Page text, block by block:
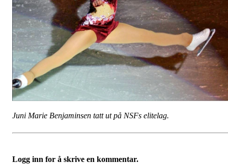
Juni Marie Benjaminsen tatt ut på NSFs elitelag.
Logg inn for å skrive en kommentar.